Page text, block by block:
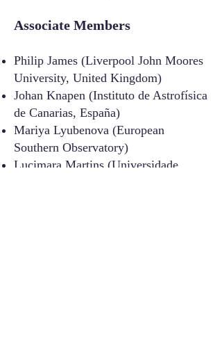
Associate Members
Philip James (Liverpool John Moores
University, United Kingdom)
Johan Knapen (Instituto de Astrofísica
de Canarias, España)
Mariya Lyubenova (European
Southern Observatory)
Lucimara Martins (Universidade